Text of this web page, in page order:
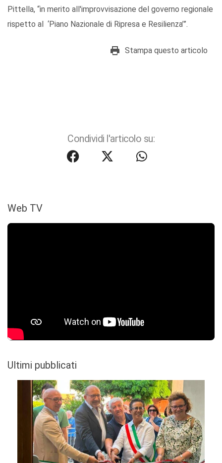
Pittella, “in merito all'improvvisazione del governo regionale
rispetto al ‘Piano Nazionale di Ripresa e Resilienza’”.
Stampa questo articolo
Condividi l'articolo su:
Web TV
Ultimi pubblicati